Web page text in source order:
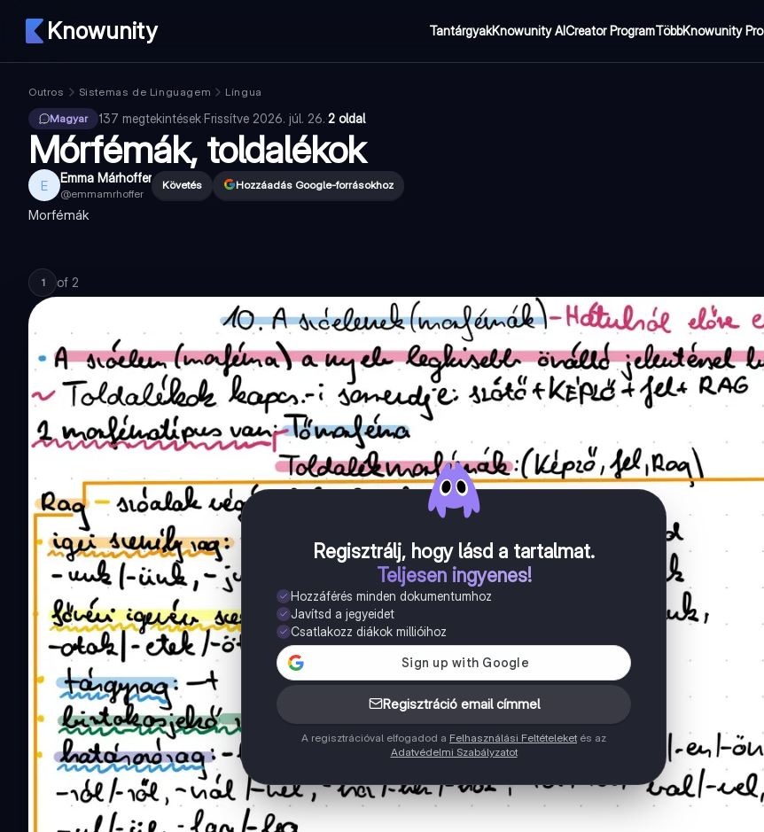
Knowunity TantárgyakKnowunity AICreator ProgramTöbbKnowunity Pro
Outros Sistemas de Linguagem
Língua
Magyar
137 megtekintések·Frissítve 2026. júl. 26.·2 oldal
Mórfémák, toldalékok
E Emma Márhoffer
@emmamrhoffer
Követés Hozzáadás Google-forrásokhoz
Morfémák
1 of 2
Regisztrálj, hogy lásd a tartalmat.
Teljesen ingyenes!
Hozzáférés minden dokumentumhoz
Javítsd a jegyeidet
Csatlakozz diákok millióihoz
Regisztráció email címmel
A regisztrációval elfogadod a Felhasználási Feltételeket és az
Adatvédelmi Szabályzatot